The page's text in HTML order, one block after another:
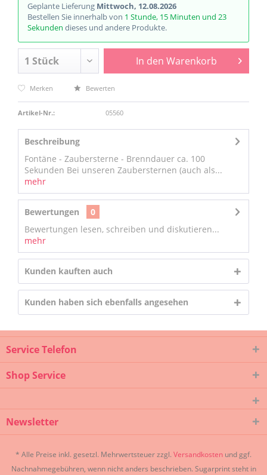
Geplante Lieferung Mittwoch, 12.08.2026
Bestellen Sie innerhalb von 1 Stunde, 15 Minuten und 23
Sekunden dieses und andere Produkte.
In den Warenkorb
Merken Bewerten
Artikel-Nr.: 05560
Beschreibung
Fontäne - Zaubersterne - Brenndauer ca. 100
Sekunden Bei unseren Zaubersternen (auch als...
mehr
Bewertungen
0
Bewertungen lesen, schreiben und diskutieren...
mehr
Kunden kauften auch
Kunden haben sich ebenfalls angesehen
Service Telefon
Shop Service
Newsletter
* Alle Preise inkl. gesetzl. Mehrwertsteuer zzgl. Versandkosten und ggf.
Nachnahmegebühren, wenn nicht anders beschrieben. Sugarprint steht in